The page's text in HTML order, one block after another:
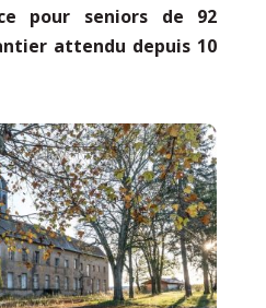
pour seniors de 92
attendu depuis 10